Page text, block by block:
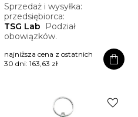
Sprzedaż i wysyłka:
przedsiębiorca:
TSG Lab
Podział
obowiązków.
najniższa cena z ostatnich
30 dni: 163,63 zł shopping_bag
favorite